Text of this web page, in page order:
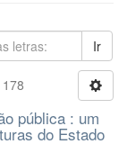
Ir
pública : um
do Estado